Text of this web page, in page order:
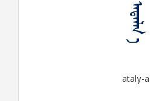
ᠠᠳᠠᠯᠭ᠋ ᠠ
atalγ-a